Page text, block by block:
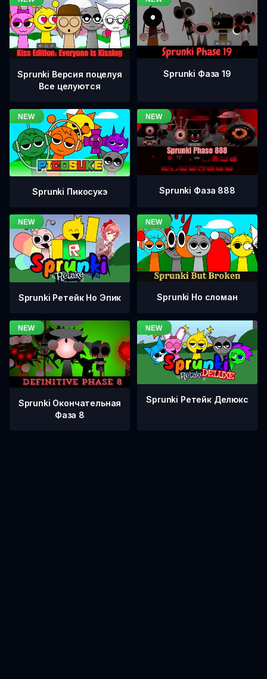
Sprunki Версия поцелуя
Все целуются
Sprunki Фаза 19
Sprunki Пикосукэ Sprunki Фаза 888
Sprunki Ретейк Но Эпик Sprunki Но сломан
Sprunki Окончательная
Фаза 8
Sprunki Ретейк Делюкс